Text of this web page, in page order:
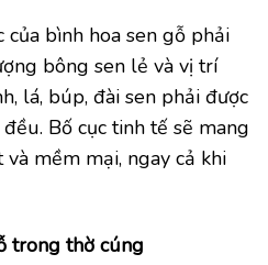
bình hoa sen gỗ phải
bông sen lẻ và vị trí
lá, búp, đài sen phải được
Bố cục tinh tế sẽ mang
mềm mại, ngay cả khi
trong thờ cúng